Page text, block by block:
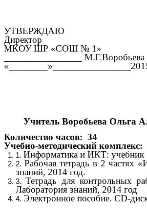
УТВЕРЖДАЮ
Директор
МКОУ ШР «СОШ № 1»
________________ М.Г.Воробьева
Учитель Воробьева Ольга
Количество часов: 34
Учебно-методический комплекс:
Информатика и ИКТ:
Рабочая тетрадь в 2
знаний, 2014 год.
Тетрадь для
Лаборатория знаний, 2014 год
Электронное пособие. CD-